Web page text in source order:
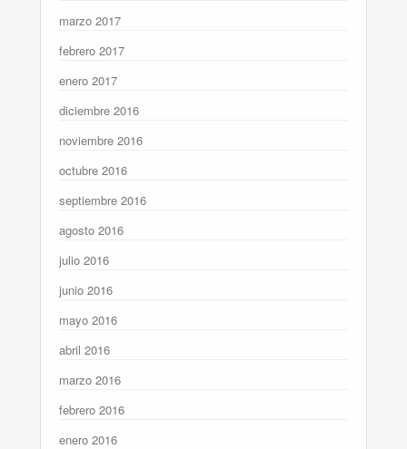
marzo 2017
febrero 2017
enero 2017
diciembre 2016
noviembre 2016
octubre 2016
septiembre 2016
agosto 2016
julio 2016
junio 2016
mayo 2016
abril 2016
marzo 2016
febrero 2016
enero 2016